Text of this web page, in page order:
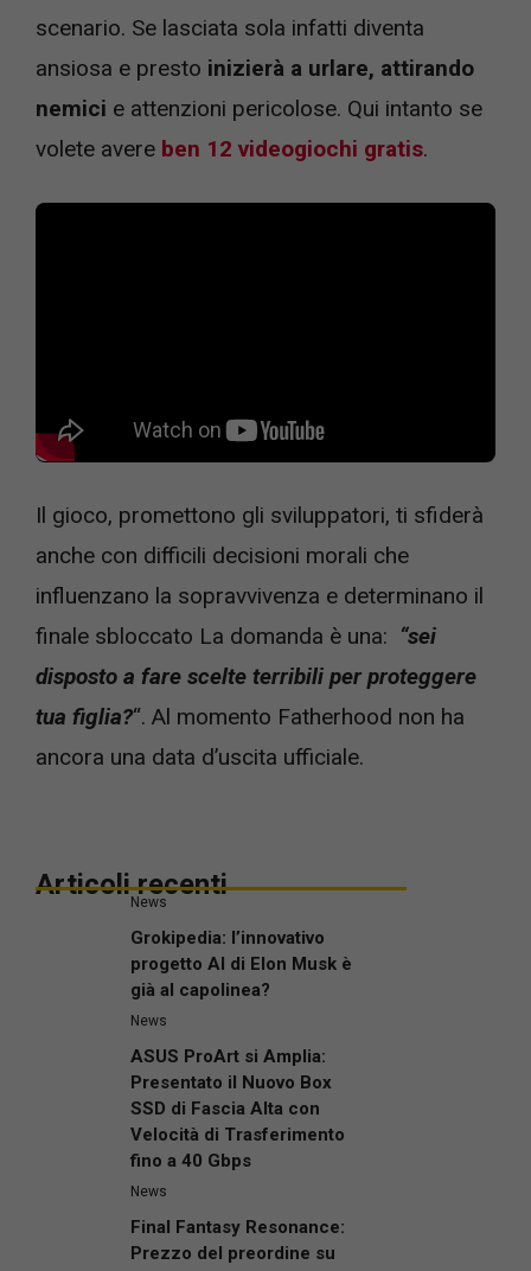
scenario. Se lasciata sola infatti diventa
ansiosa e presto inizierà a urlare, attirando
nemici e attenzioni pericolose. Qui intanto se
volete avere ben 12 videogiochi gratis.
Il gioco, promettono gli sviluppatori, ti sfiderà
anche con difficili decisioni morali che
influenzano la sopravvivenza e determinano il
finale sbloccato La domanda è una: “sei
disposto a fare scelte terribili per proteggere
tua figlia?“. Al momento Fatherhood non ha
ancora una data d’uscita ufficiale.
Articoli recenti
News
Grokipedia: l’innovativo
progetto AI di Elon Musk è
già al capolinea?
News
ASUS ProArt si Amplia:
Presentato il Nuovo Box
SSD di Fascia Alta con
Velocità di Trasferimento
fino a 40 Gbps
News
Final Fantasy Resonance:
Prezzo del preordine su